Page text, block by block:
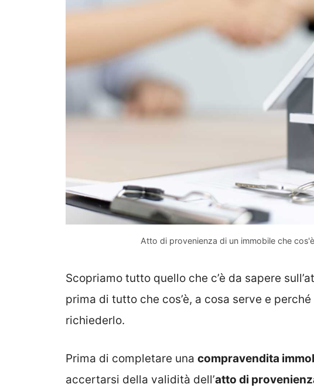
Atto di provenienza di un immobile che
Scopriamo tutto quello che c’è da sapere
prima di tutto che cos’è, a cosa serve e
richiederlo.
Prima di completare una compravendita
accertarsi della validità dell’atto di